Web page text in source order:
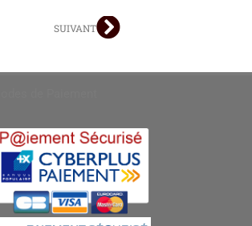
SUIVANTSuivant